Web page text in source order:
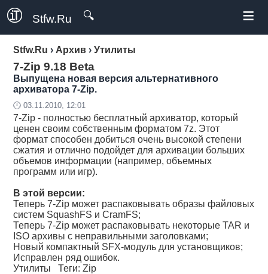
Stfw.Ru 🔍 ≡
Stfw.Ru › Архив ›Утилиты
7-Zip 9.18 Beta
Выпущена новая версия альтернативного
архиватора 7-Zip.
🕛 03.11.2010, 12:01
7-Zip - полностью бесплатный архиватор, который
ценен своим собственным форматом 7z. Этот
формат способен добиться очень высокой степени
сжатия и отлично подойдет для архивации больших
объемов информации (например, объемных
программ или игр).
В этой версии:
Теперь 7-Zip может распаковывать образы файловых
систем SquashFS и CramFS;
Теперь 7-Zip может распаковывать некоторые TAR и
ISO архивы с неправильными заголовками;
Новый компактный SFX-модуль для установщиков;
Исправлен ряд ошибок.
Утилиты Теги:Zip